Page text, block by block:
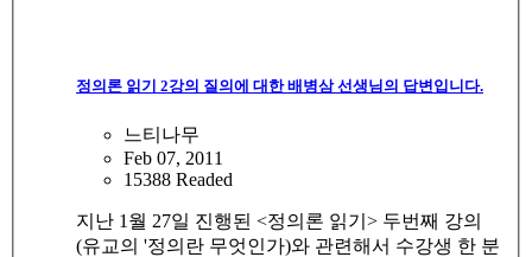
정의론 읽기 2강의 질의에 대한 배병삼 선생님의 답변입니다.
느티나무
Feb 07, 2011
15388 Readed
지난 1월 27일 진행된 <정의론 읽기> 두번째 강의
(유교의 '정의란 무엇인가)와 관련해서 수강생 한 분